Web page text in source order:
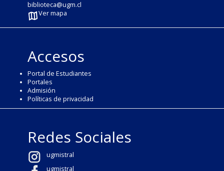
biblioteca@ugm.cl
Ver mapa
Accesos
Portal de Estudiantes
Portales
Admisión
Políticas de privacidad
Redes Sociales
ugmistral
ugmistral